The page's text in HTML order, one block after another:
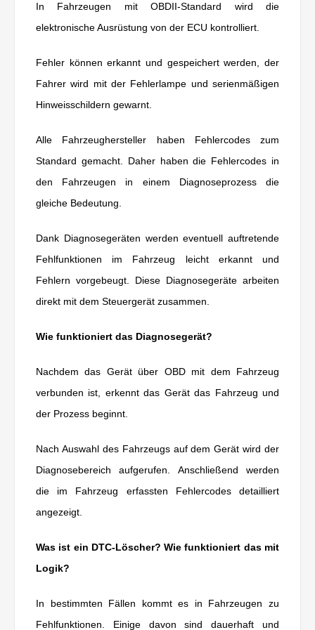
In Fahrzeugen mit OBDII-Standard wird die
elektronische Ausrüstung von der ECU kontrolliert.
Fehler können erkannt und gespeichert werden, der
Fahrer wird mit der Fehlerlampe und serienmäßigen
Hinweisschildern gewarnt.
Alle Fahrzeughersteller haben Fehlercodes zum
Standard gemacht. Daher haben die Fehlercodes in
den Fahrzeugen in einem Diagnoseprozess die
gleiche Bedeutung.
Dank Diagnosegeräten werden eventuell auftretende
Fehlfunktionen im Fahrzeug leicht erkannt und
Fehlern vorgebeugt. Diese Diagnosegeräte arbeiten
direkt mit dem Steuergerät zusammen.
Wie funktioniert das Diagnosegerät?
Nachdem das Gerät über OBD mit dem Fahrzeug
verbunden ist, erkennt das Gerät das Fahrzeug und
der Prozess beginnt.
Nach Auswahl des Fahrzeugs auf dem Gerät wird der
Diagnosebereich aufgerufen. Anschließend werden
die im Fahrzeug erfassten Fehlercodes detailliert
angezeigt.
Was ist ein DTC-Löscher? Wie funktioniert das mit
Logik?
In bestimmten Fällen kommt es in Fahrzeugen zu
Fehlfunktionen. Einige davon sind dauerhaft und